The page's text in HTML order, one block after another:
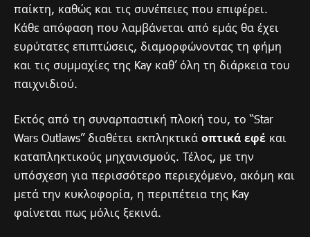
παίκτη, καθώς και τις συνέπειες που επιφέρει.
Κάθε απόφαση που λαμβάνεται από εμάς θα έχει
ευρύτατες επιπτώσεις, διαμορφώνοντας τη φήμη
και τις συμμαχίες της Kay καθ’ όλη τη διάρκεια του
παιχνιδιού.
Εκτός από τη συναρπαστική πλοκή του, το “Star
Wars Outlaws” διαθέτει εκπληκτικά οπτικά εφέ και
καταπληκτικούς μηχανισμούς. Τέλος, με την
υπόσχεση για περισσότερο περιεχόμενο, ακόμη και
μετά την κυκλοφορία, η περιπέτεια της Kay
φαίνεται πως μόλις ξεκινά.